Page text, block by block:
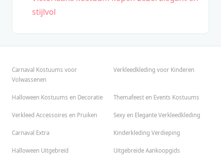
stijlvol
Carnaval Kostuums voor
Volwassenen
Verkleedkleding voor Kinderen
Halloween Kostuums en Decoratie Themafeest en Events Kostuums
Verkleed Accessoires en Pruiken Sexy en Elegante Verkleedkleding
Carnaval Extra Kinderkleding Verdieping
Halloween Uitgebreid Uitgebreide Aankoopgids